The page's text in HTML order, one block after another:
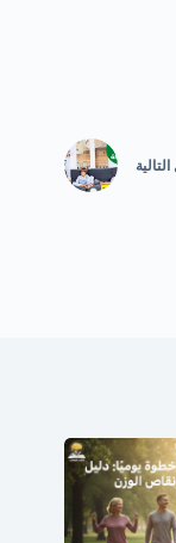
التالية